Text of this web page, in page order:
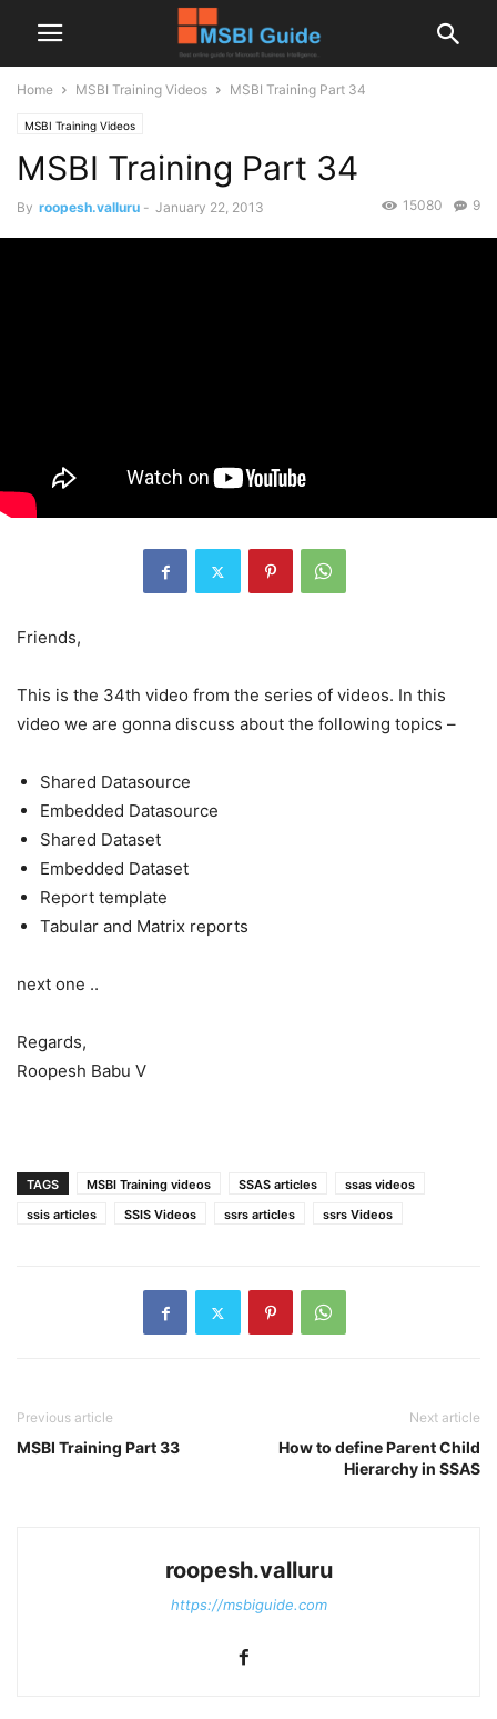
Home MSBI Training Videos MSBI Training Part 34
MSBI Training Videos
MSBI Training Part 34
By roopesh.valluru - January 22, 2013 9
15080
Friends,
This is the 34th video from the series of videos. In this
video we are gonna discuss about the following topics –
Shared Datasource
Embedded Datasource
Shared Dataset
Embedded Dataset
Report template
Tabular and Matrix reports
next one ..
Regards,
Roopesh Babu V
TAGS MSBI Training videos SSAS articles
ssas videos
ssis articles
SSIS Videos ssrs articles ssrs Videos
Previous article
MSBI Training Part 33
Next article
How to define Parent Child
Hierarchy in SSAS
roopesh.valluru
https://msbiguide.com